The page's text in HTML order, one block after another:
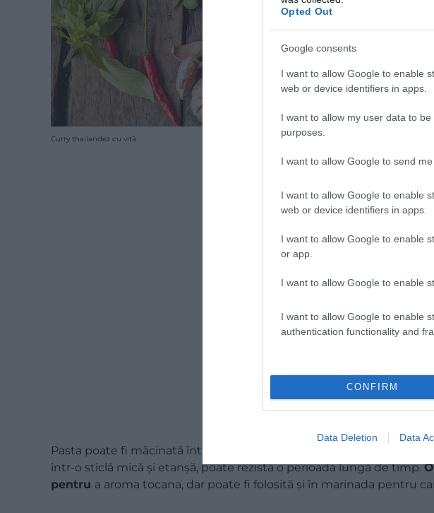
Opted Out
Google consents
I want to allow Google to enable
web or device identifiers in apps.
I want to allow my user data to
purposes.
I want to allow Google to send
I want to allow Google to enable
web or device identifiers in apps.
I want to allow Google to enable
or app.
I want to allow Google to enable
I want to allow Google to enable
authentication functionality and
CONFIRM
Data Deletion Data
Curry thailandez cu vită
Pasta poate fi măcinată într-un mojar sau cu ajutorul unui robot de
într-o sticlă mică și etanșă, poate rezista o perioadă lungă de timp.
pentru a aroma tocana, dar poate fi folosită și în marinada pentru